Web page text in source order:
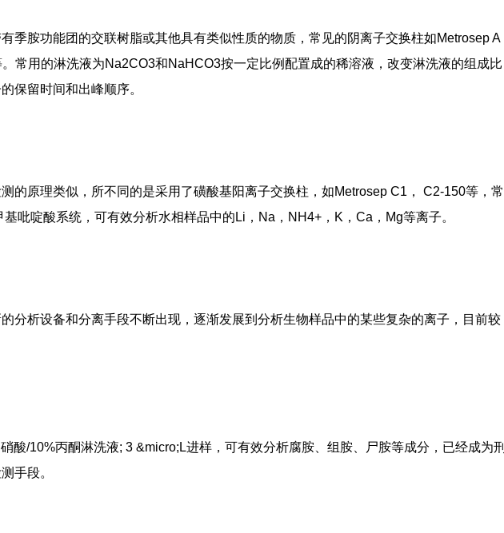
季胺功能团的交联树脂或其他具有类似性质的物质，常见的阴离子交换柱如Metrosep A
常用的淋洗液为Na2CO3和NaHCO3按一定比例配置成的稀溶液，改变淋洗液的组成比
保留时间和出峰顺序。
的原理类似，所不同的是采用了磺酸基阳离子交换柱，如Metrosep C1， C2-150等，常
吡啶酸系统，可有效分析水相样品中的Li，Na，NH4+，K，Ca，Mg等离子。
分析设备和分离手段不断出现，逐渐发展到分析生物样品中的某些复杂的离子，目前较
酸/10%丙酮淋洗液; 3 &micro;L进样，可有效分析腐胺、组胺、尸胺等成分，已经成为刑
手段。